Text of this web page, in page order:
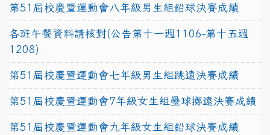
第51屆校慶暨運動會八年級男生組鉛球決賽成績
各班午餐資料請核對(公告第十一週1106-第十五週
1208)
第51屆校慶暨運動會七年級男生組跳遠決賽成績
第51屆校慶暨運動會7年級女生組壘球擲遠決賽成績
第51屆校慶暨運動會九年級女生組鉛球決賽成績